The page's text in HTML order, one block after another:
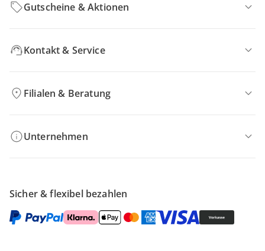
Gutscheine & Aktionen
Kontakt & Service
Filialen & Beratung
Unternehmen
Sicher & flexibel bezahlen